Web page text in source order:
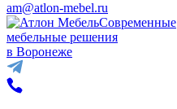
am@atlon-mebel.ru
Современные
мебельные решения
в Воронеже